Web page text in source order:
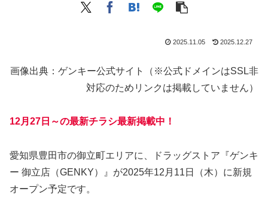
2025.11.05 2025.12.27
画像出典：ゲンキー公式サイト（※公式ドメインはSSL非
対応のためリンクは掲載していません）
12月27日～の最新チラシ最新掲載中！
愛知県豊田市の御立町エリアに、ドラッグストア『ゲンキ
ー 御立店（GENKY）』が2025年12月11日（木）に新規
オープン予定です。